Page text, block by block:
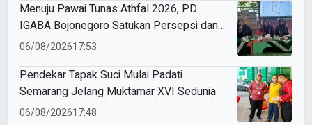
Menuju Pawai Tunas Athfal 2026, PD
IGABA Bojonegoro Satukan Persepsi dan
Utamakan Keselamatan Anak
06/08/202617:53
Pendekar Tapak Suci Mulai Padati
Semarang Jelang Muktamar XVI Sedunia
06/08/202617:48